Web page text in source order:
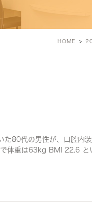
HOME
80代の男性が、口腔内
体重は63kg BMI 22.6 と